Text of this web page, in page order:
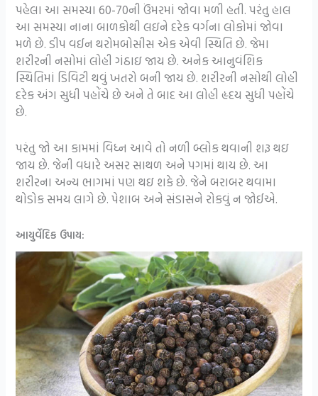
પહેલા આ સમસ્યા 60-70ની ઉંમરમાં જોવા મળી હતી. પરંતુ હાલ
આ સમસ્યા નાના બાળકોથી લઇને દરેક વર્ગના લોકોમાં જોવા
મળે છે. ડીપ વઈન થરોમબોસીસ એક એવી સ્થિતિ છે. જેમા
શરીરની નસોમાં લોહી ગંઠાઇ જાય છે. અનેક આનુવંશિક
સ્થિતિમાં ડિવિટી થવું ખતરો બની જાય છે. શરીરની નસોથી લોહી
દરેક અંગ સુધી પહોંચે છે અને તે બાદ આ લોહી હૃદય સુધી પહોંચે
છે.
પરંતુ જો આ કામમાં વિધ્ન આવે તો નળી બ્લોક થવાની શરૂ થઇ
જાય છે. જેની વધારે અસર સાથળ અને પગમાં થાય છે. આ
શરીરના અન્ય ભાગમાં પણ થઇ શકે છે. જેને બરાબર થવામા
થોડોક સમય લાગે છે. પેશાબ અને સંડાસને રોકવું ન જોઈએ.
આયુર્વેદિક ઉપાય: